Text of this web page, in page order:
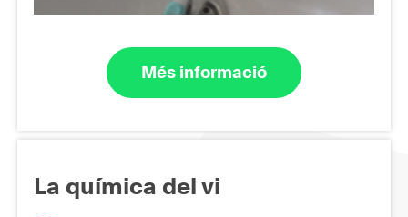
Més informació
La química del vi